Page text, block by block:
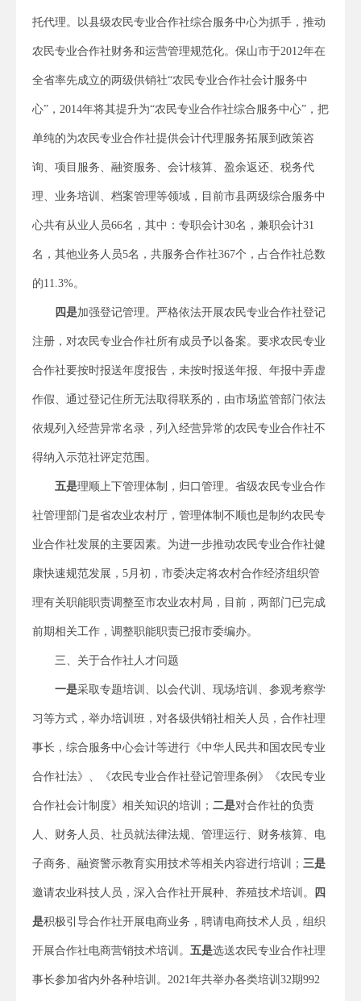
托代理。以县级农民专业合作社综合服务中心为抓手，推动
农民专业合作社财务和运营管理规范化。保山市于2012年在
全省率先成立的两级供销社“农民专业合作社会计服务中
心”，2014年将其提升为“农民专业合作社综合服务中心”，把
单纯的为农民专业合作社提供会计代理服务拓展到政策咨
询、项目服务、融资服务、会计核算、盈余返还、税务代
理、业务培训、档案管理等领域，目前市县两级综合服务中
心共有从业人员66名，其中：专职会计30名，兼职会计31
名，其他业务人员5名，共服务合作社367个，占合作社总数
的11.3%。
四是加强登记管理。严格依法开展农民专业合作社登记
注册，对农民专业合作社所有成员予以备案。要求农民专业
合作社要按时报送年度报告，未按时报送年报、年报中弄虚
作假、通过登记住所无法取得联系的，由市场监管部门依法
依规列入经营异常名录，列入经营异常的农民专业合作社不
得纳入示范社评定范围。
五是理顺上下管理体制，归口管理。省级农民专业合作
社管理部门是省农业农村厅，管理体制不顺也是制约农民专
业合作社发展的主要因素。为进一步推动农民专业合作社健
康快速规范发展，5月初，市委决定将农村合作经济组织管
理有关职能职责调整至市农业农村局，目前，两部门已完成
前期相关工作，调整职能职责已报市委编办。
三、关于合作社人才问题
一是采取专题培训、以会代训、现场培训、参观考察学
习等方式，举办培训班，对各级供销社相关人员，合作社理
事长，综合服务中心会计等进行《中华人民共和国农民专业
合作社法》、《农民专业合作社登记管理条例》《农民专业
合作社会计制度》相关知识的培训； 二是对合作社的负责
人、财务人员、社员就法律法规、管理运行、财务核算、电
子商务、融资警示教育实用技术等相关内容进行培训； 三是
邀请农业科技人员，深入合作社开展种、养殖技术培训。 四
是积极引导合作社开展电商业务，聘请电商技术人员，组织
开展合作社电商营销技术培训。 五是选送农民专业合作社理
事长参加省内外各种培训。2021年共举办各类培训32期992